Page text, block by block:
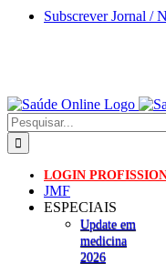
Skip
Subscrever Jornal /
Pesquisar
LOGIN
JMF
ESPECIAIS
Update em
medicina
2026